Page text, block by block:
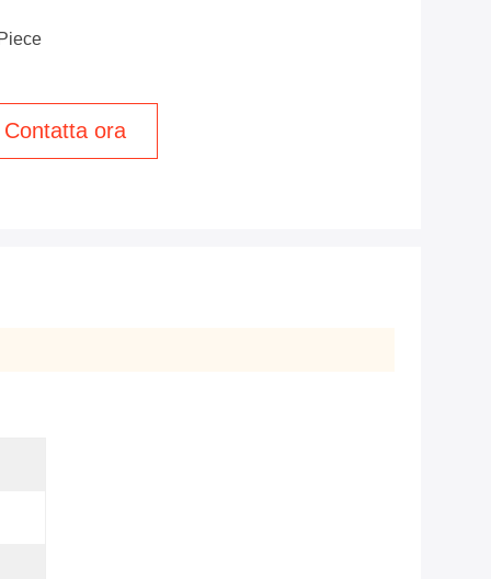
Contatta ora